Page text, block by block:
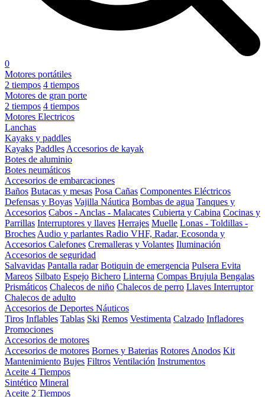
0
Motores portátiles
2 tiempos 4 tiempos
Motores de gran porte
2 tiempos 4 tiempos
Motores Electricos
Lanchas
Kayaks y paddles
Kayaks Paddles Accesorios de kayak
Botes de aluminio
Botes neumáticos
Accesorios de embarcaciones
Baños Butacas y mesas Posa Cañas Componentes Eléctricos
Defensas y Boyas Vajilla Náutica Bombas de agua Tanques y
Accesorios Cabos - Anclas - Malacates Cubierta y Cabina Cocinas y
Parrillas Interruptores y llaves Herrajes Muelle Lonas - Toldillas -
Broches Audio y parlantes Radio VHF, Radar, Ecosonda y
Accesorios Calefones Cremalleras y Volantes Iluminación
Accesorios de seguridad
Salvavidas Pantalla radar Botiquin de emergencia Pulsera Evita
Mareos Silbato Espejo Bichero Linterna Compas Brujula Bengalas
Prismáticos Chalecos de niño Chalecos de perro Llaves Interruptor
Chalecos de adulto
Accesorios de Deportes Náuticos
Tiros Inflables Tablas Ski Remos Vestimenta Calzado Infladores
Promociones
Accesorios de motores
Accesorios de motores Bornes y Baterias Rotores Anodos Kit
Mantenimiento Bujes Filtros Ventilación Instrumentos
Aceite 4 Tiempos
Sintético Mineral
Aceite 2 Tiempos